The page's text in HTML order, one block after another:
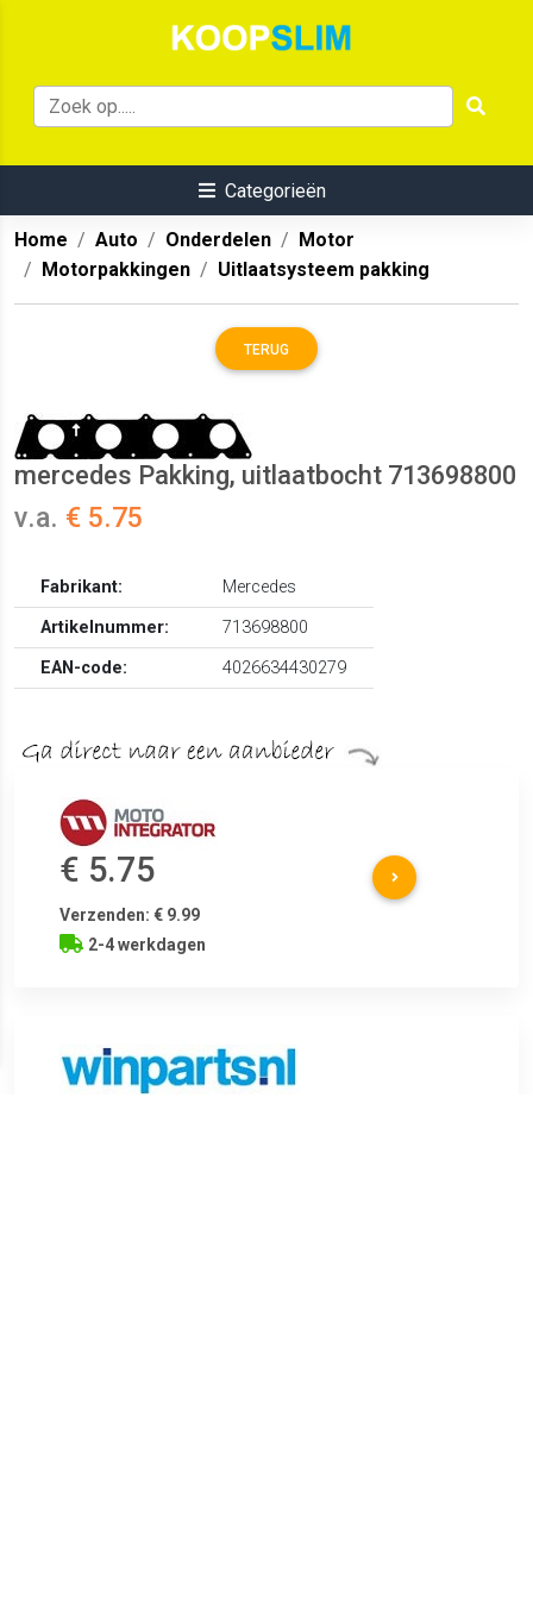
Categorieën
Home Auto Onderdelen
Motor
Motorpakkingen
Uitlaatsysteem pakking
TERUG
mercedes Pakking, uitlaatbocht 713698800
v.a. € 5.75
Fabrikant:
Mercedes
Artikelnummer:
713698800
EAN-code:
4026634430279
€ 5.75
Verzenden: € 9.99
2-4 werkdagen